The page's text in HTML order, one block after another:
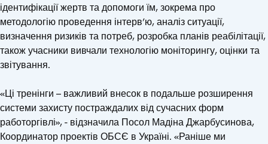
ідентифікації жертв та допомоги їм, зокрема про
методологію проведення інтерв’ю, аналіз ситуації,
визначення ризиків та потреб, розробка планів реабілітації,
також учасники вивчали технологію моніторингу, оцінки та
звітування.
«Ці тренінги – важливий внесок в подальше розширення
системи захисту постраждалих від сучасних форм
работоргівлі», - відзначила Посол Мадіна Джарбусинова,
Координатор проектів ОБСЄ в Україні. «Раніше ми